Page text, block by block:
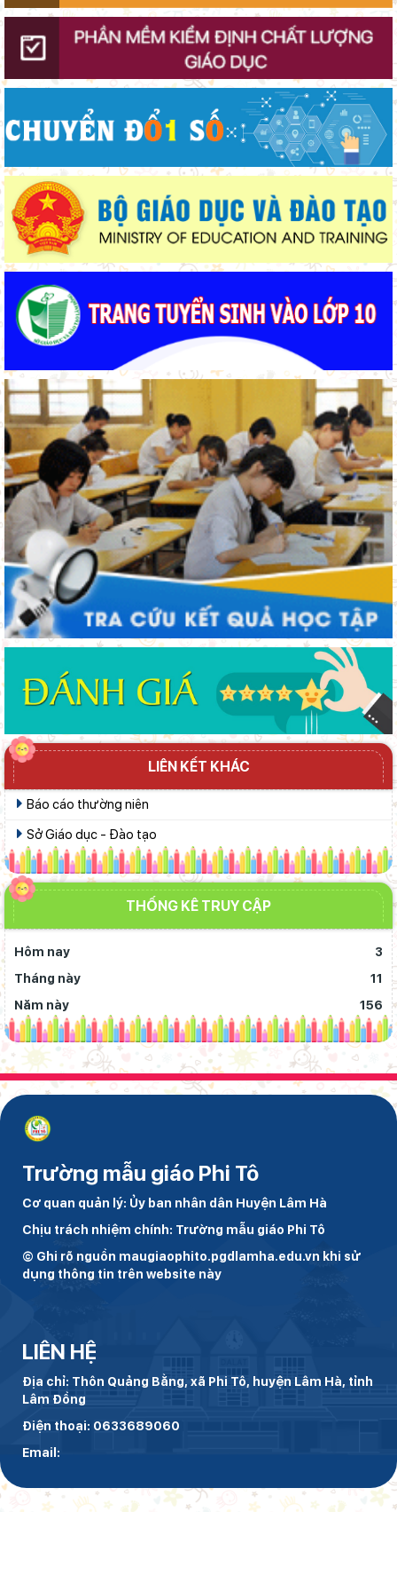
Khởi đầu định hướng nghề nghiệp
Bộ Giáo dục và Đào tạo ban hành khung thời gian năm học từ
chính sách giáo dục hòa nhập
Thắp sáng văn hóa đọc từ những “Thư viện thân thiện”
Gieo mầm hiếu học nơi vùng xa
Lâm Đồng lấy ý kiến dự thảo chính sách thu hút, đãi ngộ và đào
tạo nguồn nhân lực y tế
Khát khao thay đổi cuộc sống bằng con đường học tập
trường định hướng XHCN trong kỷ nguyên mới - Bài 2: Khơi
thông nguồn lực, vững bước tiến vào kỷ nguyên mới (tiếp theo
và hết)
Giữ vững nền tảng tư tưởng của Ðảng từ học đường
nghẽn về chuyển đổi số
phòng, chống đuối nước và sơ cấp cứu cho thanh thiếu nhi
trường định hướng XHCN trong kỷ nguyên mới - Bài 1: Khẳng
định tư tưởng Hồ Chí Minh, đấu tranh với luận điệu xuyên tạc
LIÊN KẾT KHÁC
Báo cáo thường niên
Sở Giáo dục - Đào tạo
THỐNG KÊ TRUY CẬP
Hôm nay
3
Tháng này
11
Năm này
156
Trường mẫu giáo Phi Tô
Cơ quan quản lý: Ủy ban nhân dân Huyện Lâm Hà
Chịu trách nhiệm chính: Trường mẫu giáo Phi Tô
© Ghi rõ nguồn maugiaophito.pgdlamha.edu.vn khi sử
dụng thông tin trên website này
LIÊN HỆ
Địa chỉ: Thôn Quảng Bằng, xã Phi Tô, huyện Lâm Hà, tỉnh
Lâm Đồng
Điện thoại: 0633689060
Email: